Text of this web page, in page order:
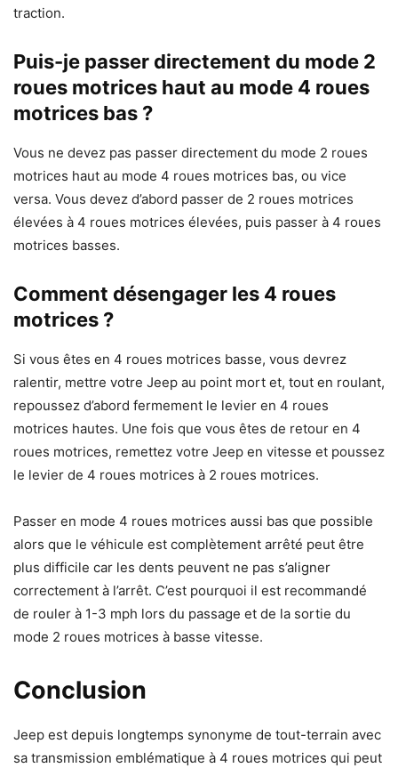
traction.
Puis-je passer directement du mode 2
roues motrices haut au mode 4 roues
motrices bas ?
Vous ne devez pas passer directement du mode 2 roues
motrices haut au mode 4 roues motrices bas, ou vice
versa. Vous devez d’abord passer de 2 roues motrices
élevées à 4 roues motrices élevées, puis passer à 4 roues
motrices basses.
Comment désengager les 4 roues
motrices ?
Si vous êtes en 4 roues motrices basse, vous devrez
ralentir, mettre votre Jeep au point mort et, tout en roulant,
repoussez d’abord fermement le levier en 4 roues
motrices hautes. Une fois que vous êtes de retour en 4
roues motrices, remettez votre Jeep en vitesse et poussez
le levier de 4 roues motrices à 2 roues motrices.
Passer en mode 4 roues motrices aussi bas que possible
alors que le véhicule est complètement arrêté peut être
plus difficile car les dents peuvent ne pas s’aligner
correctement à l’arrêt. C’est pourquoi il est recommandé
de rouler à 1-3 mph lors du passage et de la sortie du
mode 2 roues motrices à basse vitesse.
Conclusion
Jeep est depuis longtemps synonyme de tout-terrain avec
sa transmission emblématique à 4 roues motrices qui peut